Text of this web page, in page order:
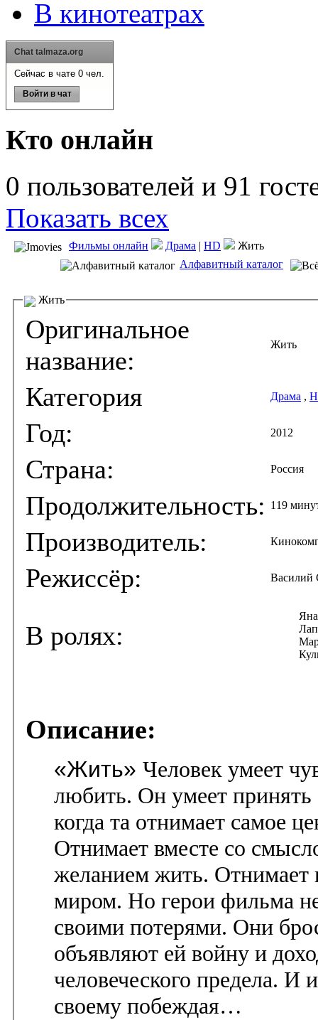
В кинотеатрах
Chat talmaza.org
Сейчас в чате 0 чел.
Войти в чат
Кто онлайн
0 пользователей и 91
Показать всех
Фильмы онлайн Драма | HD
Жить
Алфавитный каталог
Жить
Оригинальное
название:
Жить
Категория Драма ,
Год: 2012
Страна: Россия
Продолжительность: 119
Производитель:
Режиссёр: Василий
В ролях:
Описание:
«Жить» Человек умеет
любить. Он умеет принять
когда та отнимает самое
Отнимает вместе со
желанием жить. Отнимает
миром. Но герои фильма
своими потерями. Они
объявляют ей войну и
человеческого предела. И
своему побеждая…